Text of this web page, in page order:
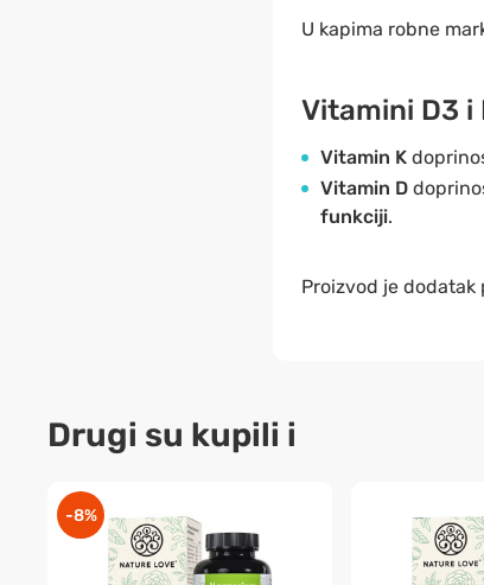
U kapima robne
Vitamini D3
Vitamin K
Vitamin D
funkciji.
Proizvod je dodatak
Drugi su kupili i
-8%